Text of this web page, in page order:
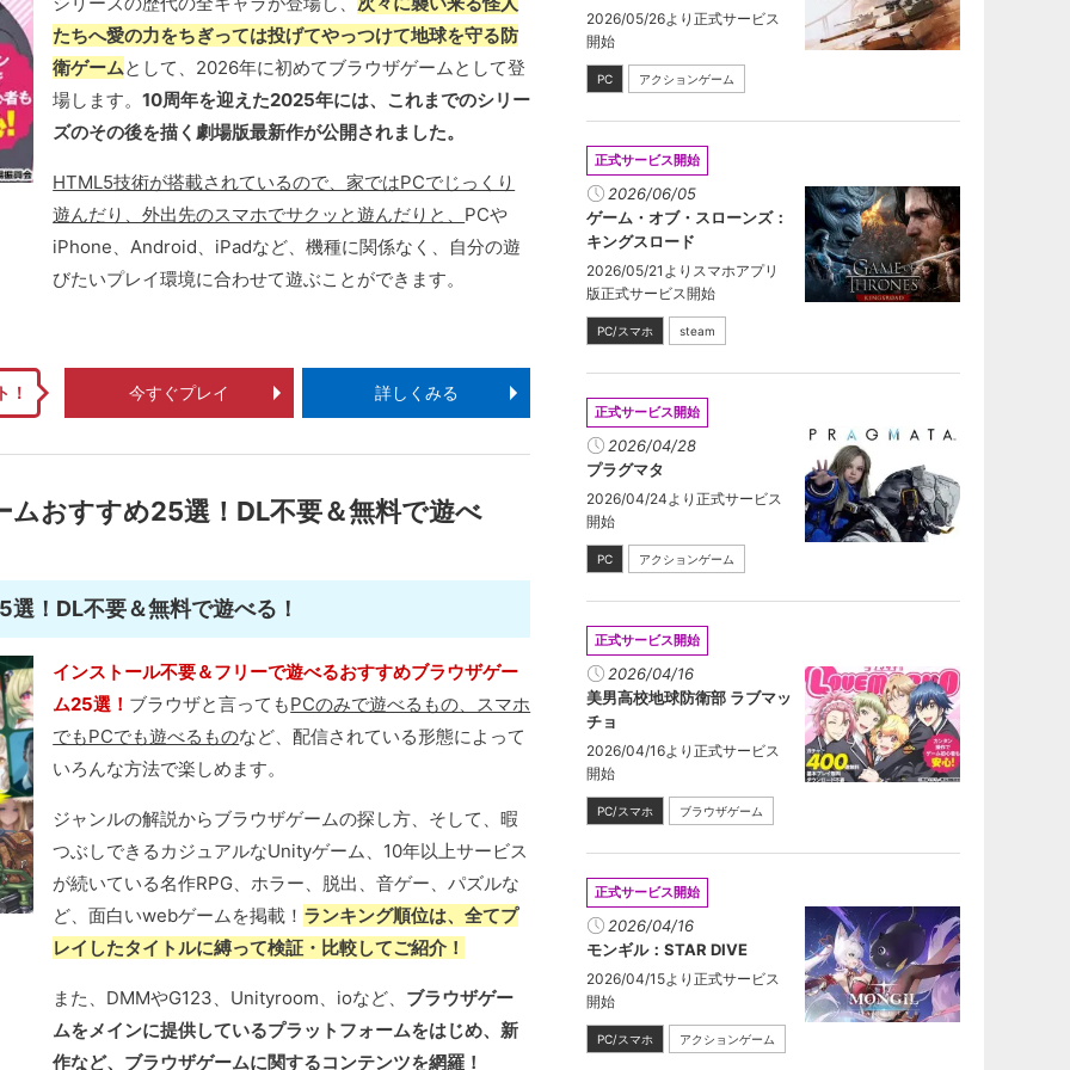
たちへ愛の力をちぎっては投げてやっつけて地球を守る防
衛ゲームとして、2026年に初めてブラウザゲームとして登
場します。10周年を迎えた2025年には、これまでのシリー
ズのその後を描く劇場版最新作が公開されました。
HTML5技術が搭載されているので、家ではPCでじっくり
遊んだり、外出先のスマホでサクッと遊んだりと、 PCや
iPhone、Android、iPadなど、機種に関係なく、自分の遊
びたいプレイ環境に合わせて遊ぶことができます。
！ 今すぐプレイ 詳しくみる
おすすめ25選！DL不要＆無料で遊べ
！DL不要＆無料で遊べる！
インストール不要＆フリーで遊べるおすすめブラウザゲー
ム25選！ ブラウザと言ってもPCのみで遊べるもの、スマホ
でもPCでも遊べるものなど、配信されている形態によって
いろんな方法で楽しめます。
ジャンルの解説からブラウザゲームの探し方、そして、暇
つぶしできるカジュアルなUnityゲーム、10年以上サービス
が続いている名作RPG、ホラー、脱出、音ゲー、パズルな
ど、面白いwebゲームを掲載！ ランキング順位は、全てプ
レイしたタイトルに縛って検証・比較してご紹介！
また、DMMやG123、Unityroom、ioなど、 ブラウザゲー
ムをメインに提供しているプラットフォームをはじめ、新
作など、ブラウザゲームに関するコンテンツを網羅！
2026/05/26より正式サービス
開始
PC アクションゲーム
正式サービス開始
2026/06/05
ゲーム・オブ・スローンズ：
キングスロード
2026/05/21よりスマホアプリ
版正式サービス開始
PC/スマホ steam
正式サービス開始
2026/04/28
プラグマタ
2026/04/24より正式サービス
開始
PC アクションゲーム
正式サービス開始
2026/04/16
美男高校地球防衛部 ラブマッ
チョ
2026/04/16より正式サービス
開始
PC/スマホ ブラウザゲーム
正式サービス開始
2026/04/16
モンギル：STAR DIVE
2026/04/15より正式サービス
開始
PC/スマホ アクションゲーム